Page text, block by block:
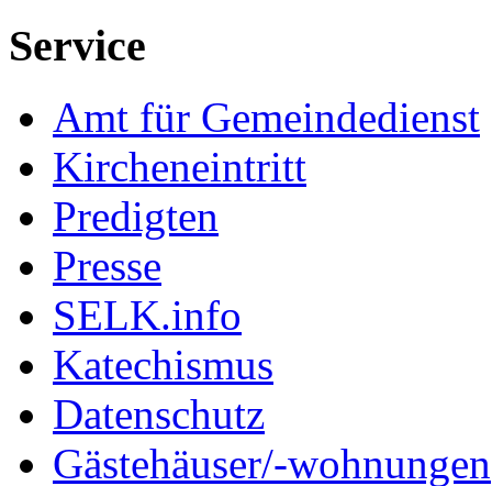
Service
Amt für Gemeindedienst
Kircheneintritt
Predigten
Presse
SELK.info
Katechismus
Datenschutz
Gästehäuser/-wohnungen